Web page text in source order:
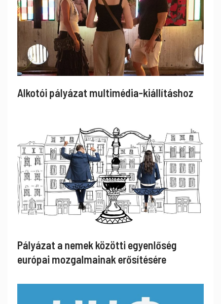
Alkotói pályázat multimédia-kiállításhoz
Pályázat a nemek közötti egyenlőség
európai mozgalmainak erősítésére